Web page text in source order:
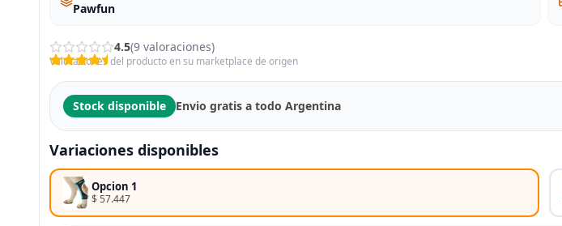
Pawfun
4.5(9 valoraciones)
Valoraciones del producto en su marketplace de origen
Stock disponible Envio gratis a todo Argentina
Variaciones disponibles
Opcion 1
$ 57.447